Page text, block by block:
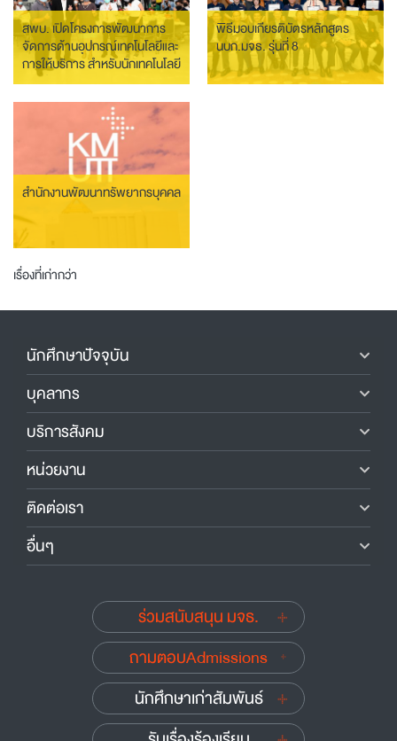
สพบ. เปิดโครงการพัฒนาการ
จัดการด้านอุปกรณ์เทคโนโลยีและ
การให้บริการ สำหรับนักเทคโนโลยี
การศึกษา
พิธีมอบเกียรติบัตรหลักสูตร
นบก.มจธ. รุ่นที่ 8
สำนักงานพัฒนาทรัพยากรบุคคล
เมนู
เรื่อง
เรื่องที่เก่ากว่า
นักศึกษาปัจจุบัน
บุคลากร
บริการสังคม
หน่วยงาน
ติดต่อเรา
อื่นๆ
ร่วมสนับสนุน มจธ.
ถามตอบAdmissions
นักศึกษาเก่าสัมพันธ์